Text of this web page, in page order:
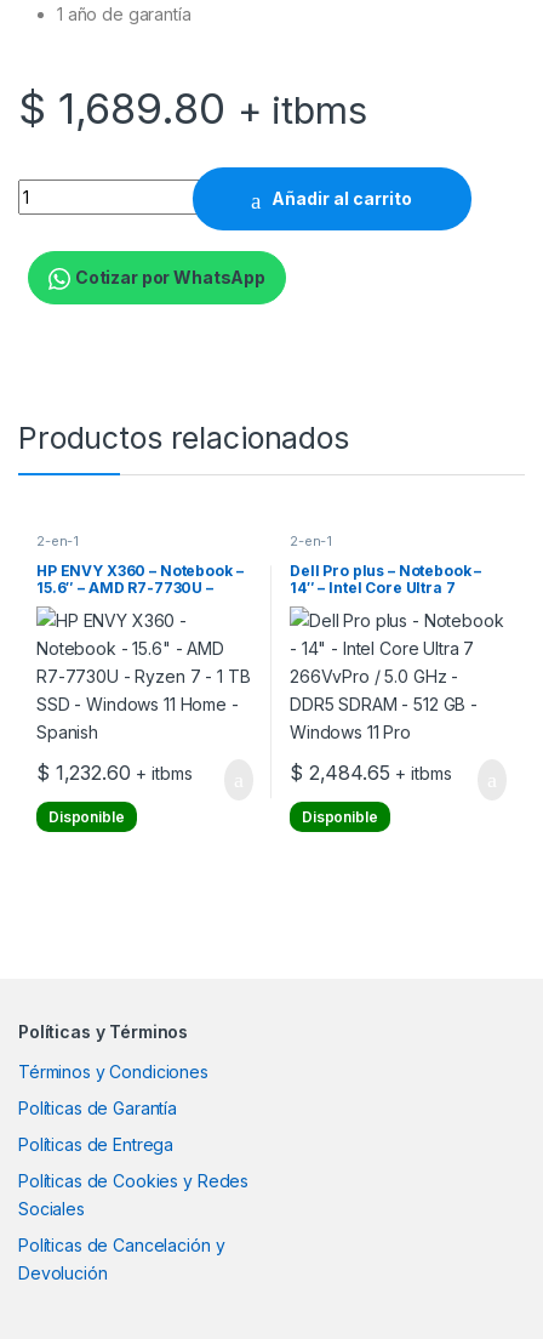
1 año de garantía
$ 1,689.80 + itbms
HP Envy x360 15-fe0001la - Notebook - 15.6" - Intel Core i7
Añadir al carrito
Cotizar por WhatsApp
Productos relacionados
2-en-1
HP ENVY X360 – Notebook –
15.6″ – AMD R7-7730U –
Ryzen 7 – 1 TB SSD –
Windows 11 Home – Spanish
$ 1,232.60 + itbms
Disponible
2-en-1
Dell Pro plus – Notebook –
14″ – Intel Core Ultra 7
266VvPro / 5.0 GHz – DDR5
SDRAM – 512 GB – Windows
11 Pro
$ 2,484.65 + itbms
Disponible
Políticas y Términos
Términos y Condiciones
Políticas de Garantía
Políticas de Entrega
Políticas de Cookies y Redes
Sociales
Políticas de Cancelación y
Devolución